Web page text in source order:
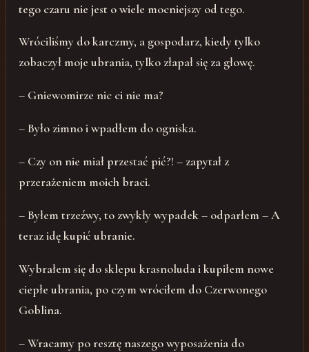
tego czaru nie jest o wiele mocniejszy od tego.
Wróciliśmy do karczmy, a gospodarz, kiedy tylko
zobaczył moje ubrania, tylko złapał się za głowę.
– Gniewomirze nic ci nie ma?
– Było zimno i wpadłem do ogniska.
– Czy on nie miał przestać pić?! – zapytał z
przerażeniem moich braci.
– Byłem trzeźwy, to zwykły wypadek – odparłem – A
teraz idę kupić ubranie.
Wybrałem się do sklepu krasnoluda i kupiłem nowe
ciepłe ubrania, po czym wróciłem do Czerwonego
Goblina.
– Wracamy po resztę naszego wyposażenia do